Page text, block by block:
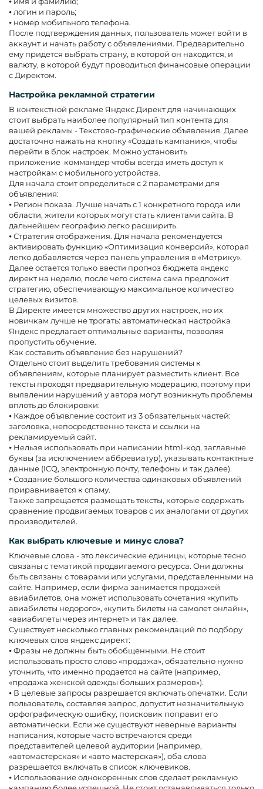
⦁ логин и пароль;
⦁ номер мобильного телефона.
После подтверждения данных, пользователь может войти в
аккаунт и начать работу с объявлениями. Предварительно
ему придется выбрать страну, в которой он находится, и
валюту, в которой будут проводиться финансовые операции
с Директом.
Настройка рекламной стратегии
В контекстной рекламе Яндекс Директ для начинающих
стоит выбрать наиболее популярный тип контента для
вашей рекламы - Текстово-графические объявления. Далее
достаточно нажать на кнопку «Создать кампанию», чтобы
перейти в блок настроек. Можно установить
приложение коммандер чтобы всегда иметь доступ к
настройкам с мобильного устройства.
Для начала стоит определиться с 2 параметрами для
объявления:
⦁ Регион показа. Лучше начать с 1 конкретного города или
области, жители которых могут стать клиентами сайта. В
дальнейшем географию легко расширить.
⦁ Стратегия отображения. Для начала рекомендуется
активировать функцию «Оптимизация конверсий», которая
легко добавляется через панель управления в «Метрику».
Далее остается только ввести прогноз бюджета яндекс
директ на неделю, после чего система сама предложит
стратегию, обеспечивающую максимальное количество
целевых визитов.
В Директе имеется множество других настроек, но их
новичкам лучше не трогать: автоматическая настройка
Яндекс предлагает оптимальные варианты, позволяя
пропустить обучение.
Как составить объявление без нарушений?
Отдельно стоит выделить требования системы к
объявлениям, которые планирует разместить клиент. Все
тексты проходят предварительную модерацию, поэтому при
выявлении нарушений у автора могут возникнуть проблемы
вплоть до блокировки:
⦁ Каждое объявление состоит из 3 обязательных частей:
заголовка, непосредственно текста и ссылки на
рекламируемый сайт.
⦁ Нельзя использовать при написании html-код, заглавные
буквы (за исключением аббревиатур), указывать контактные
данные (ICQ, электронную почту, телефоны и так далее).
⦁ Создание большого количества одинаковых объявлений
приравнивается к спаму.
Также запрещается размещать тексты, которые содержать
сравнение продвигаемых товаров с их аналогами от других
производителей.
Как выбрать ключевые и минус слова?
Ключевые слова - это лексические единицы, которые тесно
связаны с тематикой продвигаемого ресурса. Они должны
быть связаны с товарами или услугами, представленными на
сайте. Например, если фирма занимается продажей
авиабилетов, она может использовать сочетания «купить
авиабилеты недорого», «купить билеты на самолет онлайн»,
«авиабилеты через интернет» и так далее.
Существует несколько главных рекомендаций по подбору
ключевых слов яндекс директ:
⦁ Фразы не должны быть обобщенными. Не стоит
использовать просто слово «продажа», обязательно нужно
уточнить, что именно продается на сайте (например,
«продажа женской одежды больших размеров»).
⦁ В целевые запросы разрешается включать опечатки. Если
пользователь, составляя запрос, допустит незначительную
орфографическую ошибку, поисковик поправит его
автоматически. Если же существуют неверные варианты
написания, которые часто встречаются среди
представителей целевой аудитории (например,
«автомастерская» и «авто мастерская»), оба слова
разрешается включать в список ключевиков.
⦁ Использование однокоренных слов сделает рекламную